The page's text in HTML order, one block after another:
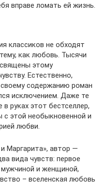
вправе ломать ей жизнь.
классиков не обходят
как любовь. Тысячи
этому
Естественно,
содержанию роман
исключением. Даже те
руках этот бестселлер,
этой необыкновенной и
любви.
Маргарита», автор —
вида чувств: первое
и женщиной,
– вселенская любовь